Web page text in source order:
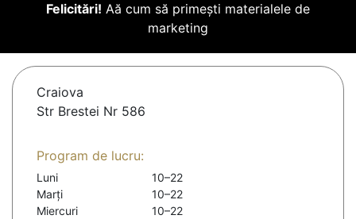
Felicitări! Aă cum să primești materialele de
marketing
Craiova
Str Brestei Nr 586
Program de lucru:
Luni
10–22
Marți
10–22
Miercuri
10–22